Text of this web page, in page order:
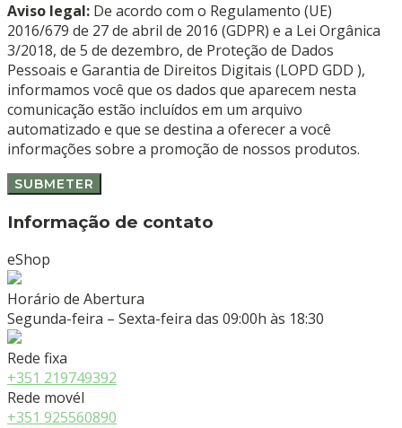
Aviso legal: De acordo com o Regulamento (UE)
2016/679 de 27 de abril de 2016 (GDPR) e a Lei Orgânica
3/2018, de 5 de dezembro, de Proteção de Dados
Pessoais e Garantia de Direitos Digitais (LOPD GDD ),
informamos você que os dados que aparecem nesta
comunicação estão incluídos em um arquivo
automatizado e que se destina a oferecer a você
informações sobre a promoção de nossos produtos.
Informação de contato
eShop
Horário de Abertura
Segunda-feira – Sexta-feira das 09:00h às 18:30
Rede fixa
+351 219749392
Rede movél
+351 925560890